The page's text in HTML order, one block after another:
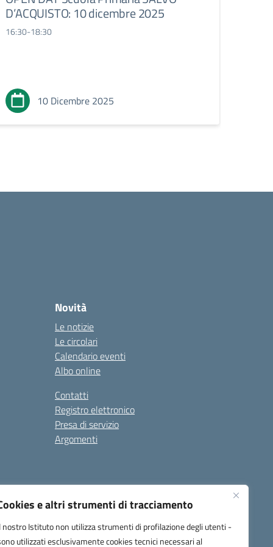
e altri strumenti di tracciamento
nostro Istituto non utilizza strumenti di profilazione degli utenti -
utilizzati esclusivamente cookies tecnici necessari al
D’ACQUISTO: 10 dicembre 2025
16:30-18:30
10 Dicembre 2025
Novità
Le notizie
Le circolari
Calendario eventi
Albo online
Contatti
Registro elettronico
Presa di servizio
Argomenti